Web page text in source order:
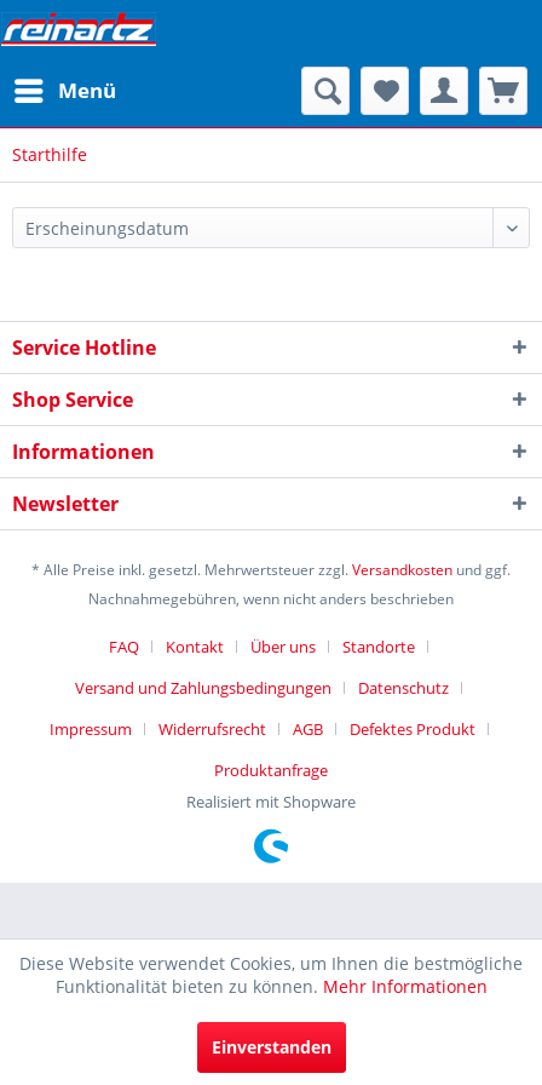
Menü
Starthilfe
Service Hotline
Shop Service
Informationen
Newsletter
* Alle Preise inkl. gesetzl. Mehrwertsteuer zzgl.Versandkosten und ggf.
Nachnahmegebühren, wenn nicht anders beschrieben
FAQ Kontakt Über uns
Standorte
Versand und Zahlungsbedingungen
Datenschutz
Impressum
Widerrufsrecht AGB
Defektes Produkt
Produktanfrage
Realisiert mit Shopware
Diese Website verwendet Cookies, um Ihnen die bestmögliche
Funktionalität bieten zu können. Mehr Informationen
Einverstanden